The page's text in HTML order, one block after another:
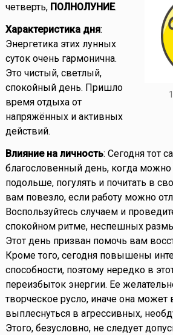
четверть, ПОЛНОЛУНИЕ.
Характеристика дня:
Энергетика этих лунных
суток очень гармонична.
Это чистый, светлый,
спокойный день. Пришло
время отдыха от
напряжённых и активных
действий.
Влияние на личность: Сегодня тот
благословенный день, когда
подольше, погулять и почитать в
вам повезло, если работу можно
Воспользуйтесь случаем и
спокойном ритме, неспешных
Этот день призван помочь вам
Кроме того, сегодня повышены
способности, поэтому нередко в
переизбыток энергии. Ее
творческое русло, иначе она может
выплеснуться в агрессивных,
Этого, безусловно, не следует